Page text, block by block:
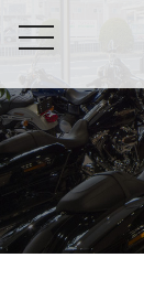
toggle
navigation